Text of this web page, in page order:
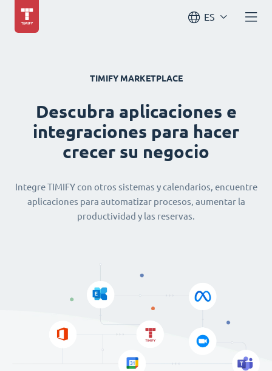
ES
TIMIFY MARKETPLACE
Descubra aplicaciones e
integraciones para hacer
crecer su negocio
Integre TIMIFY con otros sistemas y calendarios, encuentre
aplicaciones para automatizar procesos, aumentar la
productividad y las reservas.